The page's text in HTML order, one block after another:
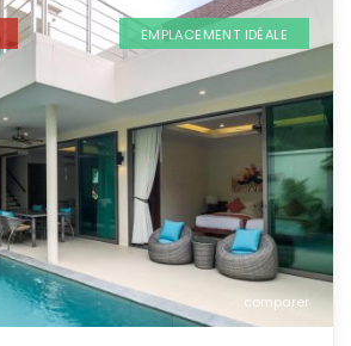
comparer
EMPLACEMENT IDÉALE